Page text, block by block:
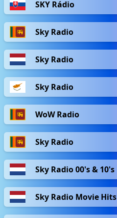
SKY Rádio
Sky Radio
Sky Radio
Sky Radio
WoW Radio
Sky Radio
Sky Radio 00's & 10's
Sky Radio Movie Hits